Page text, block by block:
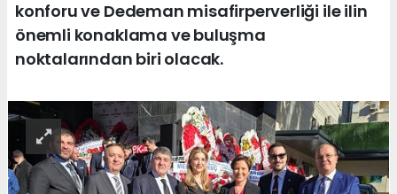
konforu ve Dedeman misafirperverliği ile ilin
önemli konaklama ve buluşma
noktalarından biri olacak.